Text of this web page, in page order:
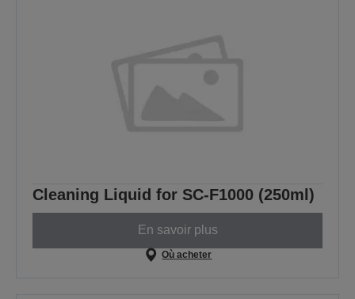
Cleaning Liquid for SC-F1000 (250ml)
En savoir plus
Où acheter